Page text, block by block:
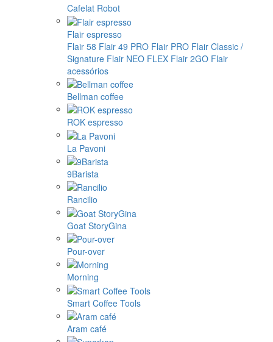
Cafelat Robot
Flair espresso
Flair 58 Flair 49 PRO Flair PRO Flair Classic /
Signature Flair NEO FLEX Flair 2GO Flair
acessórios
Bellman coffee
ROK espresso
La Pavoni
9Barista
Rancilio
Goat StoryGina
Pour-over
Morning
Smart Coffee Tools
Aram café